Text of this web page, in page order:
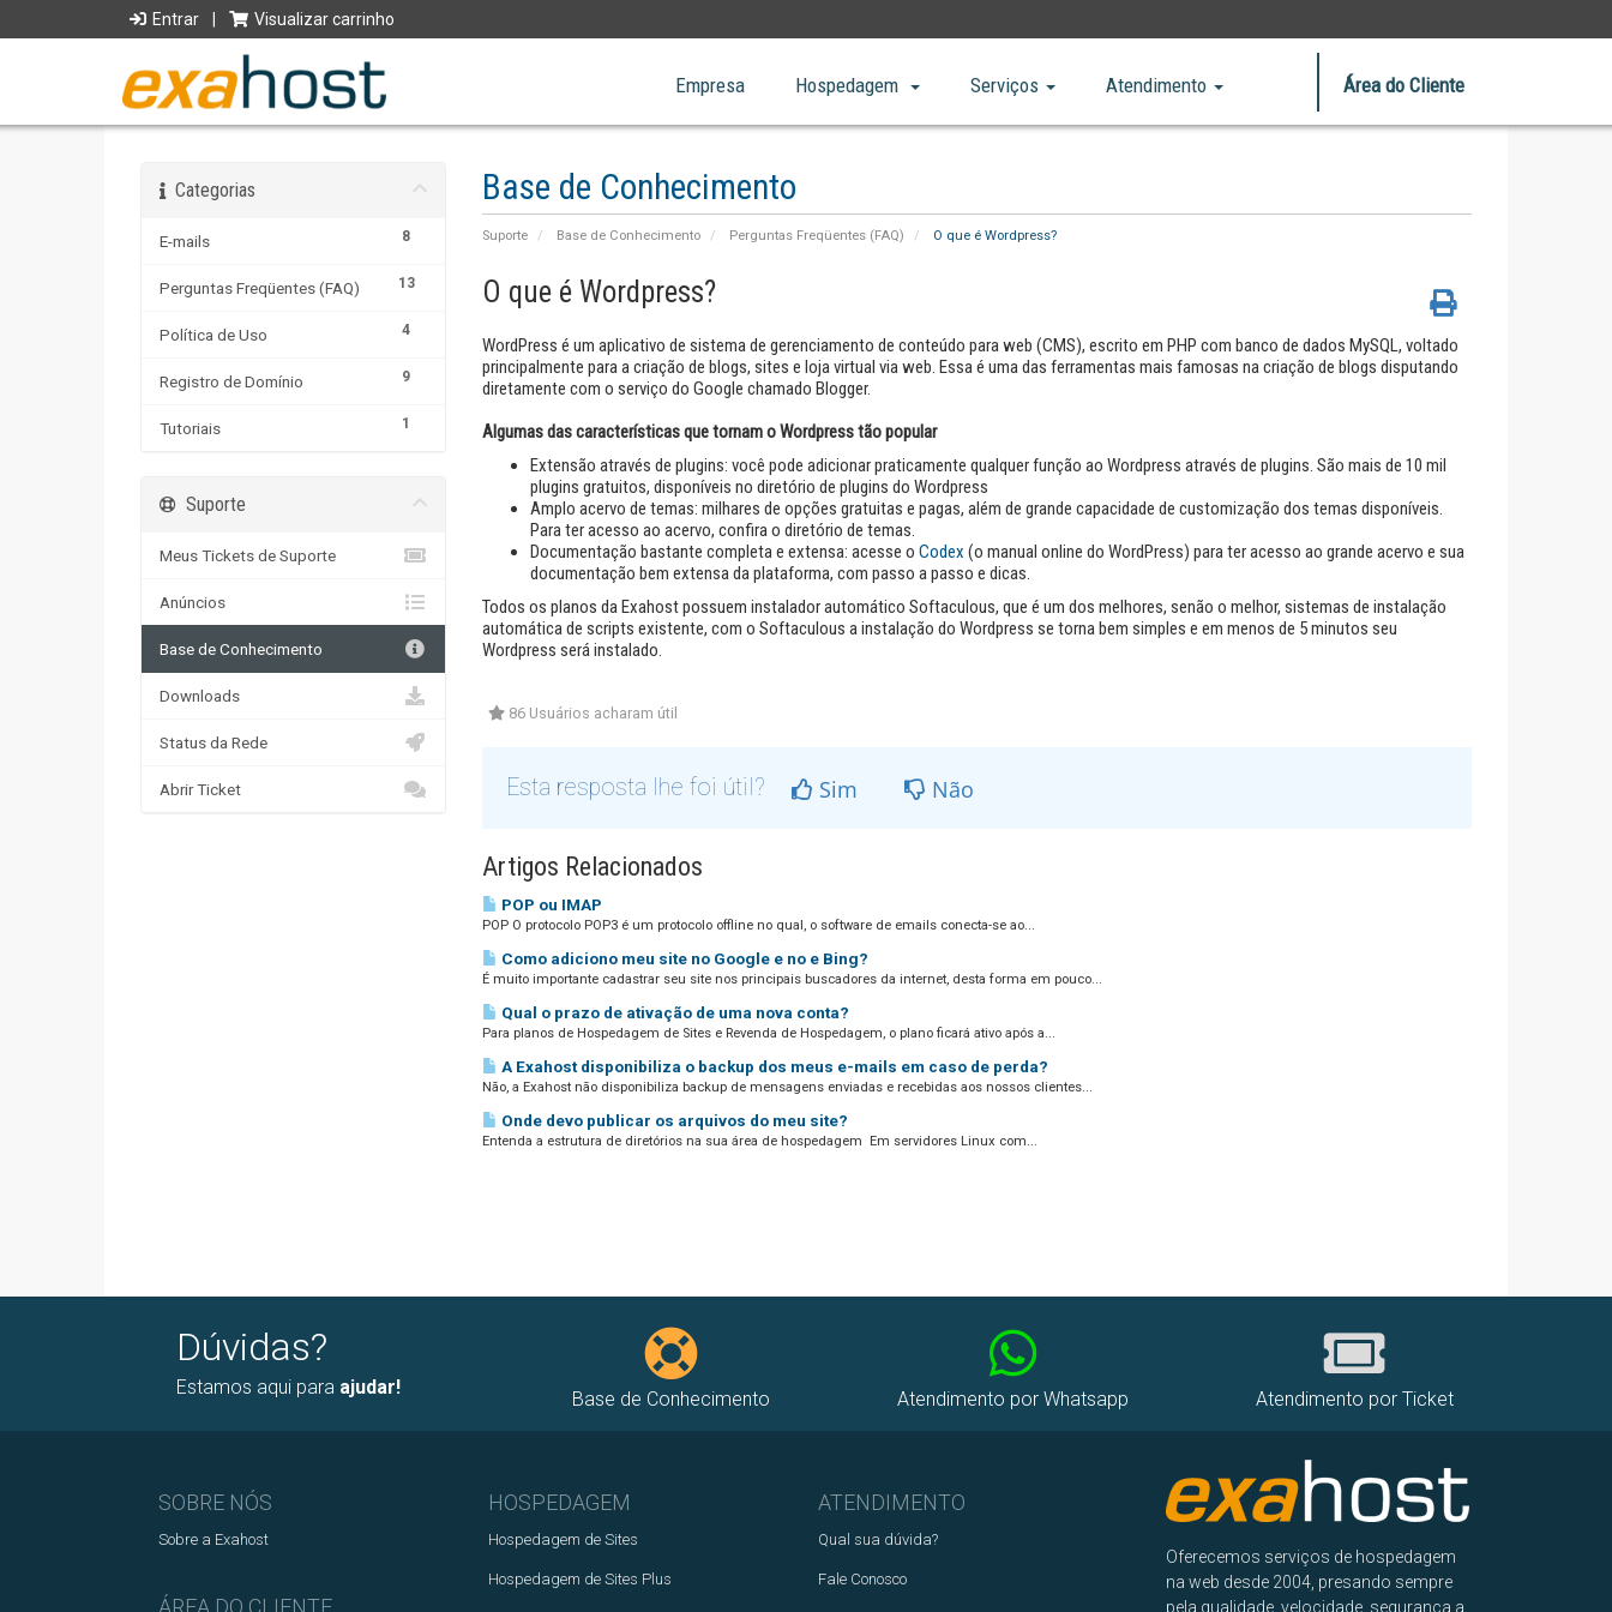
Entrar Visualizar carrinho
Empresa Hospedagem Serviços Atendimento Área do Cliente
Base de Conhecimento
Suporte Base de Conhecimento Perguntas Freqüentes (FAQ) O que é Wordpress?
Categorias
8
E-mails
13
Perguntas Freqüentes (FAQ)
4
Política de Uso
9
Registro de Domínio
1
Tutoriais
O que é Wordpress?
WordPress é um aplicativo de sistema de gerenciamento de conteúdo para web (CMS), escrito em PHP com banco de dados MySQL, voltado
principalmente para a criação de blogs, sites e loja virtual via web. Essa é uma das ferramentas mais famosas na criação de blogs disputando
diretamente com o serviço do Google chamado Blogger.
Algumas das características que tornam o Wordpress tão popular
Extensão através de plugins: você pode adicionar praticamente qualquer função ao Wordpress através de plugins. São mais de 10 mil
plugins gratuitos, disponíveis no diretório de plugins do Wordpress
Amplo acervo de temas: milhares de opções gratuitas e pagas, além de grande capacidade de customização dos temas disponíveis.
Para ter acesso ao acervo, confira o diretório de temas.
Documentação bastante completa e extensa: acesse o Codex (o manual online do WordPress) para ter acesso ao grande acervo e sua
documentação bem extensa da plataforma, com passo a passo e dicas.
Todos os planos da Exahost possuem instalador automático Softaculous, que é um dos melhores, senão o melhor, sistemas de instalação
automática de scripts existente, com o Softaculous a instalação do Wordpress se torna bem simples e em menos de 5 minutos seu
Wordpress será instalado.
86 Usuários acharam útil
Esta resposta lhe foi útil? Sim Não
Artigos Relacionados
POP ou IMAP
POP O protocolo POP3 é um protocolo offline no qual, o software de emails conecta-se ao...
Como adiciono meu site no Google e no e Bing?
É muito importante cadastrar seu site nos principais buscadores da internet, desta forma em pouco...
Qual o prazo de ativação de uma nova conta?
Para planos de Hospedagem de Sites e Revenda de Hospedagem, o plano ficará ativo após a...
A Exahost disponibiliza o backup dos meus e-mails em caso de perda?
Não, a Exahost não disponibiliza backup de mensagens enviadas e recebidas aos nossos clientes...
Onde devo publicar os arquivos do meu site?
Entenda a estrutura de diretórios na sua área de hospedagem Em servidores Linux com...
Suporte
Meus Tickets de Suporte
Anúncios
Base de Conhecimento
Downloads
Status da Rede
Abrir Ticket
Dúvidas?
Estamos aqui para ajudar!
Base de Conhecimento Atendimento por Whatsapp Atendimento por Ticket
SOBRE NÓS
Sobre a Exahost
ÁREA DO CLIENTE
HOSPEDAGEM
Hospedagem de Sites
Hospedagem de Sites Plus
ATENDIMENTO
Qual sua dúvida?
Fale Conosco
Oferecemos serviços de hospedagem
na web desde 2004, presando sempre
pela qualidade, velocidade, segurança a